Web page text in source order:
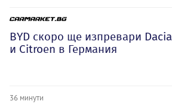
BYD скоро ще изпревари Dacia
и Citroеn в Германия
36 минути